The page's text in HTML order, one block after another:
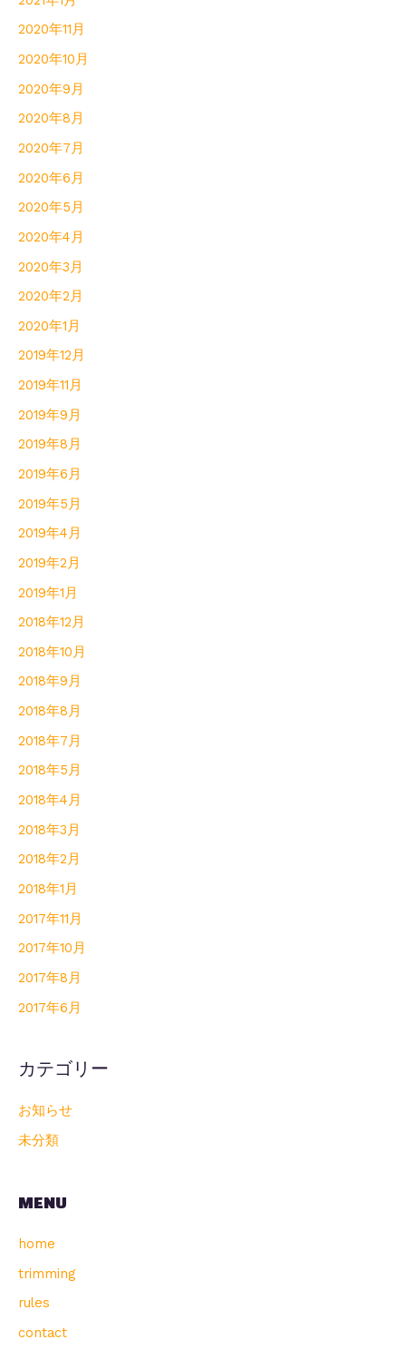
2020年11月
2020年10月
2020年9月
2020年8月
2020年7月
2020年6月
2020年5月
2020年4月
2020年3月
2020年2月
2020年1月
2019年12月
2019年11月
2019年9月
2019年8月
2019年6月
2019年5月
2019年4月
2019年2月
2019年1月
2018年12月
2018年10月
2018年9月
2018年8月
2018年7月
2018年5月
2018年4月
2018年3月
2018年2月
2018年1月
2017年11月
2017年10月
2017年8月
2017年6月
カテゴリー
お知らせ
未分類
MENU
home
trimming
rules
contact